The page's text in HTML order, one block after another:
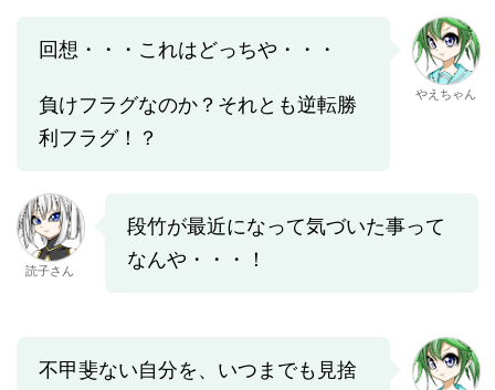
回想・・・これはどっちや・・・
負けフラグなのか？それとも逆転勝
利フラグ！？
やえちゃん
読子さん
段竹が最近になって気づいた事って
なんや・・・！
不甲斐ない自分を、いつまでも見捨